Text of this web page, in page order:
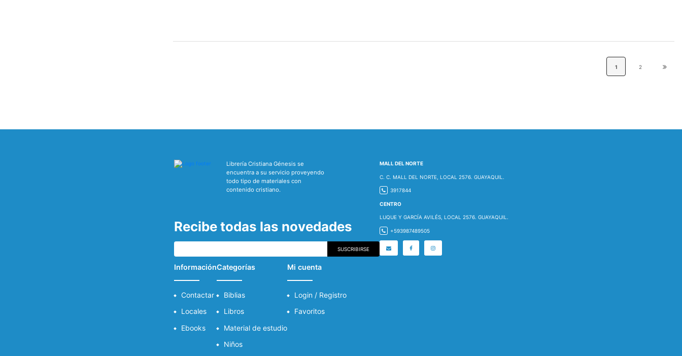
1 2
Librería Cristiana Génesis se
encuentra a su servicio proveyendo
todo tipo de materiales con
contenido cristiano.
Recibe todas las novedades
SUSCRIBIRSE
MALL DEL NORTE
C. C. MALL DEL NORTE, LOCAL 2576. GUAYAQUIL.
3917844
CENTRO
LUQUE Y GARCÍA AVILÉS, LOCAL 2576. GUAYAQUIL.
+593987489505
Información
Contactar
Locales
Ebooks
Categorías
Biblias
Libros
Material de estudio
Niños
Mi cuenta
Login / Registro
Favoritos